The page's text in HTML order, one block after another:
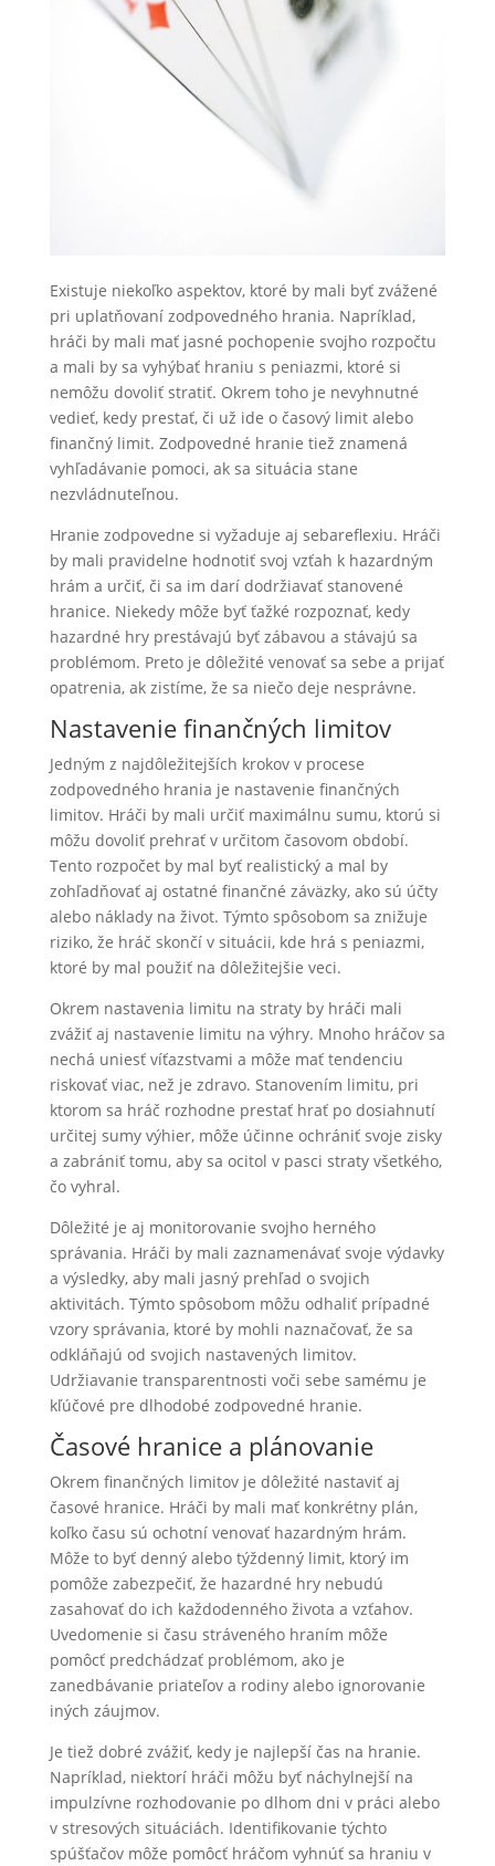
Existuje niekoľko aspektov, ktoré by mali byť zvážené
pri uplatňovaní zodpovedného hrania. Napríklad,
hráči by mali mať jasné pochopenie svojho rozpočtu
a mali by sa vyhýbať hraniu s peniazmi, ktoré si
nemôžu dovoliť stratiť. Okrem toho je nevyhnutné
vedieť, kedy prestať, či už ide o časový limit alebo
finančný limit. Zodpovedné hranie tiež znamená
vyhľadávanie pomoci, ak sa situácia stane
nezvládnuteľnou.
Hranie zodpovedne si vyžaduje aj sebareflexiu. Hráči
by mali pravidelne hodnotiť svoj vzťah k hazardným
hrám a určiť, či sa im darí dodržiavať stanovené
hranice. Niekedy môže byť ťažké rozpoznať, kedy
hazardné hry prestávajú byť zábavou a stávajú sa
problémom. Preto je dôležité venovať sa sebe a prijať
opatrenia, ak zistíme, že sa niečo deje nesprávne.
Nastavenie finančných limitov
Jedným z najdôležitejších krokov v procese
zodpovedného hrania je nastavenie finančných
limitov. Hráči by mali určiť maximálnu sumu, ktorú si
môžu dovoliť prehrať v určitom časovom období.
Tento rozpočet by mal byť realistický a mal by
zohľadňovať aj ostatné finančné záväzky, ako sú účty
alebo náklady na život. Týmto spôsobom sa znižuje
riziko, že hráč skončí v situácii, kde hrá s peniazmi,
ktoré by mal použiť na dôležitejšie veci.
Okrem nastavenia limitu na straty by hráči mali
zvážiť aj nastavenie limitu na výhry. Mnoho hráčov sa
nechá uniesť víťazstvami a môže mať tendenciu
riskovať viac, než je zdravo. Stanovením limitu, pri
ktorom sa hráč rozhodne prestať hrať po dosiahnutí
určitej sumy výhier, môže účinne ochrániť svoje zisky
a zabrániť tomu, aby sa ocitol v pasci straty všetkého,
čo vyhral.
Dôležité je aj monitorovanie svojho herného
správania. Hráči by mali zaznamenávať svoje výdavky
a výsledky, aby mali jasný prehľad o svojich
aktivitách. Týmto spôsobom môžu odhaliť prípadné
vzory správania, ktoré by mohli naznačovať, že sa
odkláňajú od svojich nastavených limitov.
Udržiavanie transparentnosti voči sebe samému je
kľúčové pre dlhodobé zodpovedné hranie.
Časové hranice a plánovanie
Okrem finančných limitov je dôležité nastaviť aj
časové hranice. Hráči by mali mať konkrétny plán,
koľko času sú ochotní venovať hazardným hrám.
Môže to byť denný alebo týždenný limit, ktorý im
pomôže zabezpečiť, že hazardné hry nebudú
zasahovať do ich každodenného života a vzťahov.
Uvedomenie si času stráveného hraním môže
pomôcť predchádzať problémom, ako je
zanedbávanie priateľov a rodiny alebo ignorovanie
iných záujmov.
Je tiež dobré zvážiť, kedy je najlepší čas na hranie.
Napríklad, niektorí hráči môžu byť náchylnejší na
impulzívne rozhodovanie po dlhom dni v práci alebo
v stresových situáciách. Identifikovanie týchto
spúšťačov môže pomôcť hráčom vyhnúť sa hraniu v